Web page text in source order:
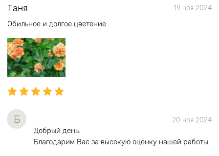
Таня 19 ноя 2024
Обильное и долгое цветение
Б 20 ноя 2024
Добрый день.
Благодарим Вас за высокую оценку нашей работы.